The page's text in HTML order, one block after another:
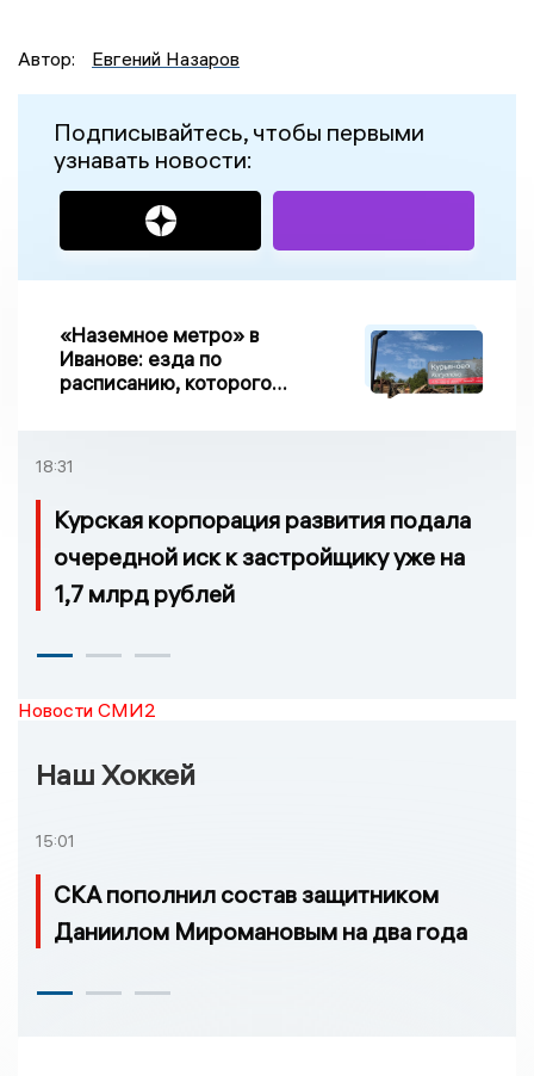
Автор: Евгений Назаров
Подписывайтесь, чтобы первыми
узнавать новости:
«Наземное метро» в
Иванове: езда по
расписанию, которого
18:31
Курская корпорация развития подала
очередной иск к застройщику уже на
1,7 млрд рублей
Новости СМИ2
Наш Хоккей
15:01
СКА пополнил состав защитником
Даниилом Миромановым на два года